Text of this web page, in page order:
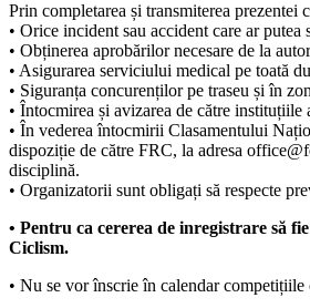
Prin completarea și transmiterea prezentei
• Orice incident sau accident care ar
• Obținerea aprobărilor necesare de la
• Asigurarea serviciului medical pe toată
• Siguranța concurenților pe traseu și în
• Întocmirea și avizarea de către
• În vederea întocmirii Clasamentului
dispoziție de către FRC, la adresa
disciplină.
• Organizatorii sunt obligați să respecte
• Pentru ca cererea de inregistrare să
Ciclism.
• Nu se vor înscrie în calendar